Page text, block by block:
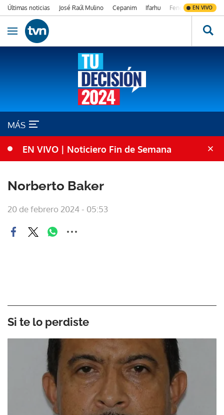
Últimas noticias José Raúl Mulino Cepanim Ifarhu Fenómeno de El
EN VIVO
Ir al contenido
Obrir navegació
MÁS
EN VIVO | Noticiero Fin de Semana
Norberto Baker
20 de febrero 2024 - 05:53
Si te lo perdiste